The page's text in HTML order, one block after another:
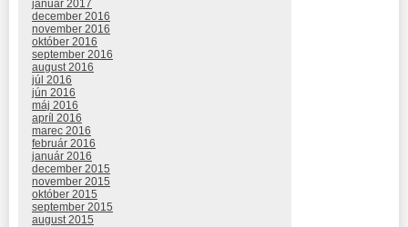
január 2017
december 2016
november 2016
október 2016
september 2016
august 2016
júl 2016
jún 2016
máj 2016
apríl 2016
marec 2016
február 2016
január 2016
december 2015
november 2015
október 2015
september 2015
august 2015